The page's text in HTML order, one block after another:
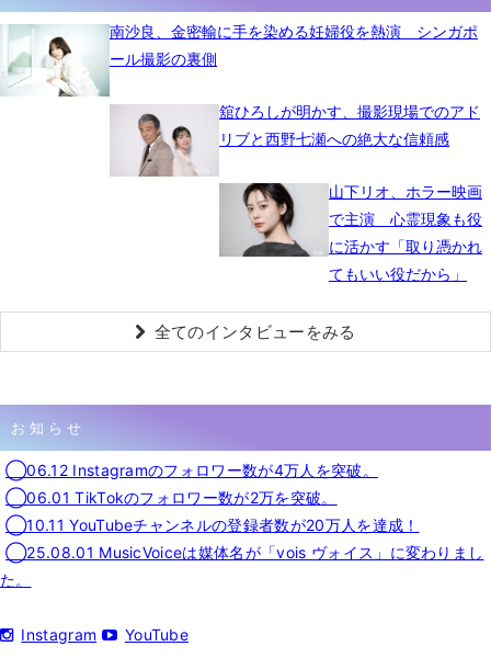
南沙良、金密輸に手を染める妊婦役を熱演 シンガポ
ール撮影の裏側
舘ひろしが明かす、撮影現場でのアド
リブと西野七瀬への絶大な信頼感
山下リオ、ホラー映画
で主演 心霊現象も役
に活かす「取り憑かれ
てもいい役だから」
全てのインタビューをみる
お知らせ
◯06.12 Instagramのフォロワー数が4万人を突破。
◯06.01 TikTokのフォロワー数が2万を突破。
◯10.11 YouTubeチャンネルの登録者数が20万人を達成！
◯25.08.01 MusicVoiceは媒体名が「vois ヴォイス」に変わりまし
た。
Instagram YouTube